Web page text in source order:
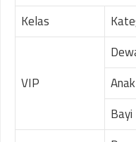
Kelas
VIP
Bayi